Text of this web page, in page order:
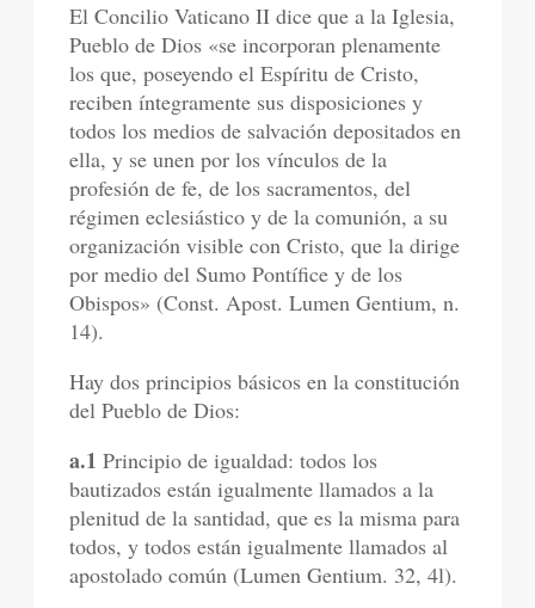
El Concilio Vaticano II dice que a la Iglesia,
Pueblo de Dios «se incorporan plenamente
los que, poseyendo el Espíritu de Cristo,
reciben íntegramente sus disposiciones y
todos los medios de salvación depositados en
ella, y se unen por los vínculos de la
profesión de fe, de los sacramentos, del
régimen eclesiástico y de la comunión, a su
organización visible con Cristo, que la dirige
por medio del Sumo Pontífice y de los
Obispos» (Const. Apost. Lumen Gentium, n.
14).
Hay dos principios básicos en la constitución
del Pueblo de Dios:
a.1 Principio de igualdad: todos los
bautizados están igualmente llamados a la
plenitud de la santidad, que es la misma para
todos, y todos están igualmente llamados al
apostolado común (Lumen Gentium. 32, 4l).